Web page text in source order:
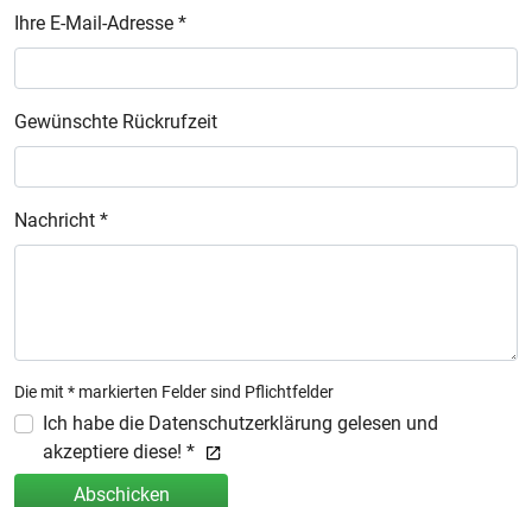
Ihre E-Mail-Adresse *
Gewünschte Rückrufzeit
Nachricht *
Die mit * markierten Felder sind Pflichtfelder
Ich habe die Datenschutzerklärung gelesen und
akzeptiere diese! *
Abschicken